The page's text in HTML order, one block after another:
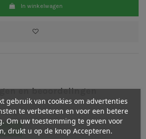
In winkelwagen
en beoordelingen
gebruik van cookies om advertenties
te verbeteren en voor een betere
Om uw toestemming te geven voor
drukt u op de knop Accepteren.